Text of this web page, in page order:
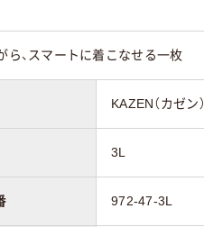
、スマートに着こなせる一枚
KAZEN（カゼン）
3L
972-47-3L